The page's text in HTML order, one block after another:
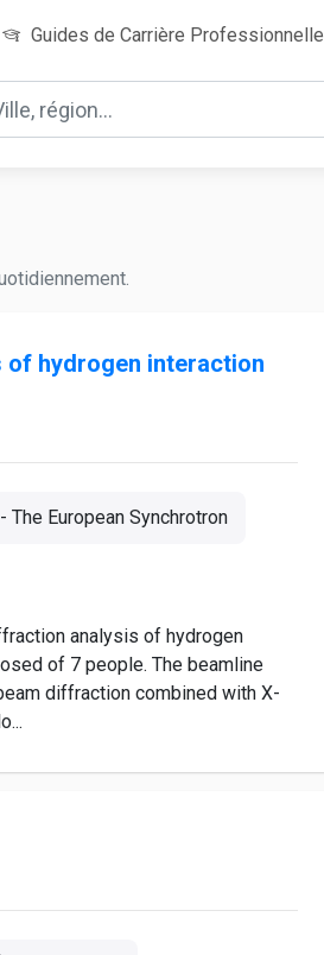
Guides de Carrière Professionnelle
of hydrogen interaction
The European Synchrotron
analysis of hydrogen
of 7 people. The beamline
diffraction combined with X-